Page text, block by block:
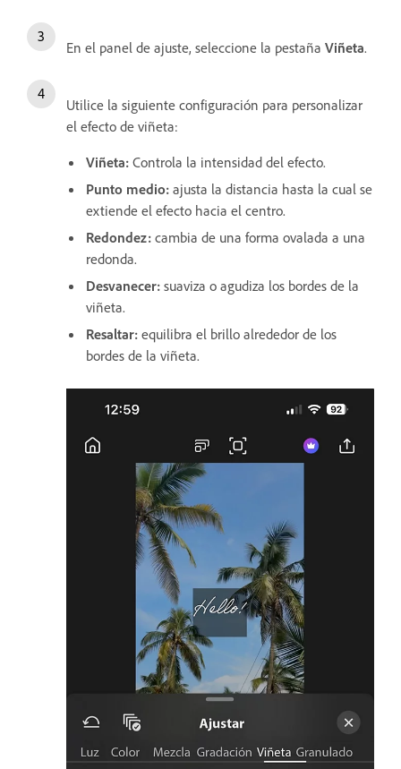
En el panel de ajuste, seleccione la pestaña Viñeta.
Utilice la siguiente configuración para personalizar
el efecto de viñeta:
Viñeta: Controla la intensidad del efecto.
Punto medio: ajusta la distancia hasta la cual se
extiende el efecto hacia el centro.
Redondez: cambia de una forma ovalada a una
redonda.
Desvanecer: suaviza o agudiza los bordes de la
viñeta.
Resaltar: equilibra el brillo alrededor de los
bordes de la viñeta.